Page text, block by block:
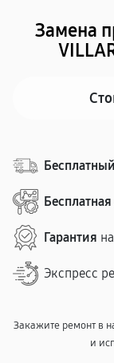
Замена
Бесплатный
Гарантия
Экспресс
Закажите ремонт в
и